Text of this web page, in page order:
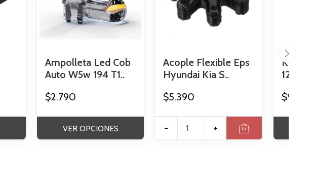
Ampolleta Led Cob
Auto W5w 194 T1..
$2.790
VER OPCIONES
Acople Flexible Eps
Hyundai Kia S..
$5.390
- +
Kit
12v
$9.990